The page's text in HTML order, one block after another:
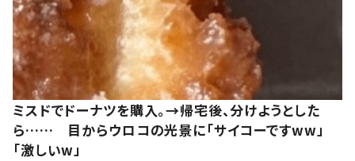
ミスドでドーナツを購入。→帰宅後、分けようとした
ら…… 目からウロコの光景に「サイコーですww」
「激しいw」